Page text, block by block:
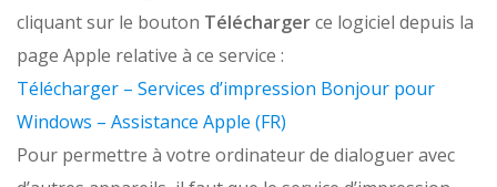
cliquant sur le bouton Téléchargerce logiciel depuis la
page Apple relative à ce service :
Télécharger – Services d’impression Bonjour pour
Windows – Assistance Apple (FR)
Pour permettre à votre ordinateur de dialoguer avec